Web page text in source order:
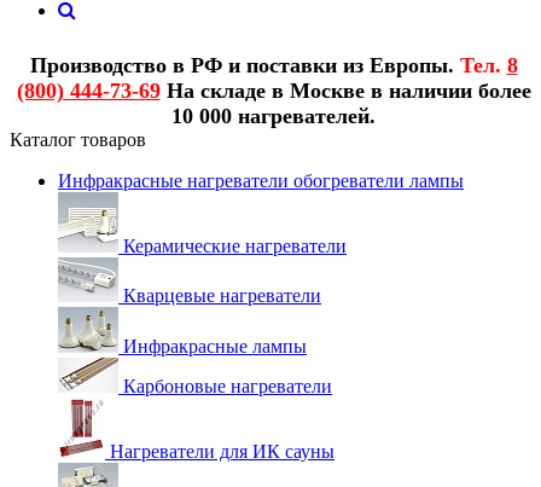
Производство в РФ и поставки из Европы. Тел. 8
(800) 444-73-69На складе в Москве в наличии более
10 000 нагревателей.
Каталог товаров
Инфракрасные нагреватели обогреватели лампы
Керамические нагреватели
Кварцевые нагреватели
Инфракрасные лампы
Карбоновые нагреватели
Нагреватели для ИК сауны